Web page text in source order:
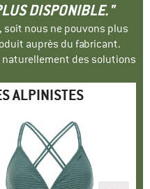
DISPONIBLE."
soit nous ne pouvons plus
auprès du fabricant.
naturellement des solutions
ALPINISTES